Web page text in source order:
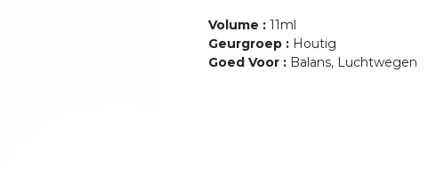
Volume : 11ml
Geurgroep : Houtig
Goed Voor : Balans, Luchtwegen